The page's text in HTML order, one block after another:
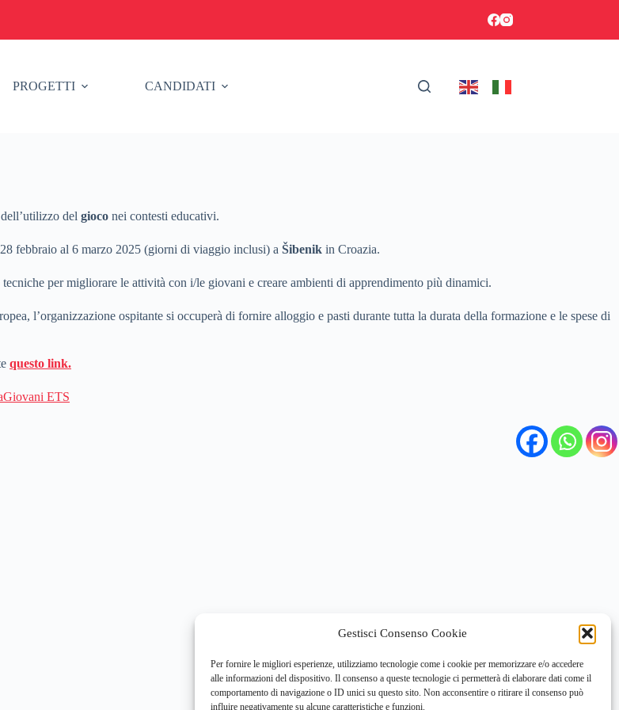
Gestisci Consenso Cookie
Per fornire le migliori esperienze, utilizziamo tecnologie come i cookie per memorizzare e/o accedere
alle informazioni del dispositivo. Il consenso a queste tecnologie ci permetterà di elaborare dati come il
comportamento di navigazione o ID unici su questo sito. Non acconsentire o ritirare il consenso può
influire negativamente su alcune caratteristiche e funzioni.
PROGETTI CANDIDATI
del gioco nei contesti educativi.
febbraio al 6 marzo 2025 (giorni di viaggio inclusi) a Šibenik in Croazia.
per migliorare le attività con i/le giovani e creare ambienti di apprendimento più dinamici.
l’organizzazione ospitante si occuperà di fornire alloggio e pasti durante tutta la durata della formazione e le spese di
questo link.
ETS